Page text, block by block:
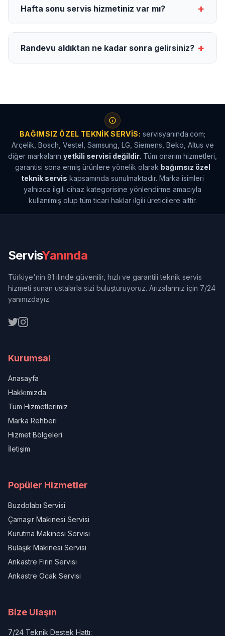
Hafta sonu servis hizmetiniz var mı? +
Randevu aldıktan ne kadar sonra gelirsiniz? +
BAĞIMSIZ ÖZEL TEKNIK SERVIS: servisyaninda.com;
Arçelik, Bosch, Vestel, Samsung, LG, Siemens, Beko, Altus ve
diğer markaların yetkili servisi değildir. Tüm onarım hizmetleri,
garantisi sona ermiş ürünlere yönelik olarak bağımsız özel
teknik servis kapsamında sunulmaktadır. Marka isimleri
yalnızca ilgili cihaz kategorisine yönlendirme amacıyla
kullanılmış olup tüm ticari haklar ilgili üreticilere aittir.
ServisYanında
Türkiye'nin 81 ilinde güvenilir, hızlı ve garantili teknik servis
hizmeti sunan ustalarla sizi buluşturuyoruz. Arızalarınız için 7/24
yanınızdayız.
Kurumsal
Anasayfa
Hakkımızda
Tüm Hizmetlerimiz
Marka Rehberi
Hizmet Bölgeleri
İletişim
Popüler Hizmetler
Buzdolabı Servisi
Çamaşır Makinesi Servisi
Kurutma Makinesi Servisi
Bulaşık Makinesi Servisi
Ankastre Fırın Servisi
Ankastre Ocak Servisi
Bize Ulaşın
7/24 Teknik Destek Hattı: